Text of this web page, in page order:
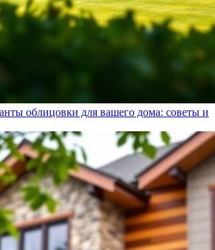
облицовки для вашего дома: советы и